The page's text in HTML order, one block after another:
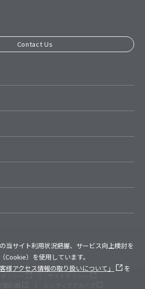
Contact Us
リシー
計画
当サイト利用状況把握、サービス向上検討を
Cookie）を使用しています。
客様アクセス情報の取り扱いについて」
を